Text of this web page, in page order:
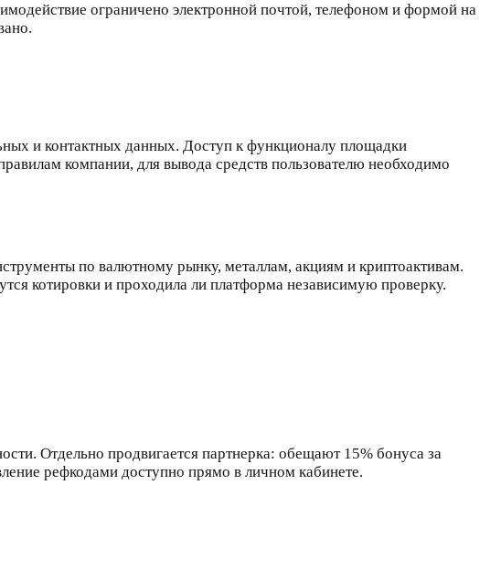
ограничено электронной почтой, телефоном и формой на
и контактных данных. Доступ к функционалу площадки
компании, для вывода средств пользователю необходимо
по валютному рынку, металлам, акциям и криптоактивам.
котировки и проходила ли платформа независимую проверку.
Отдельно продвигается партнерка: обещают 15% бонуса за
рефкодами доступно прямо в личном кабинете.